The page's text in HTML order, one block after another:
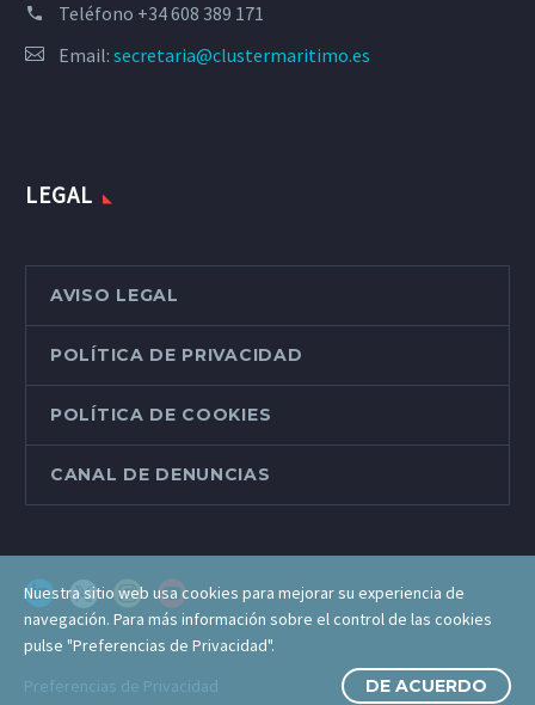
Teléfono +34 608 389 171
Email: secretaria@clustermaritimo.es
LEGAL
AVISO LEGAL
POLÍTICA DE PRIVACIDAD
POLÍTICA DE COOKIES
CANAL DE DENUNCIAS
Nuestra sitio web usa cookies para mejorar su experiencia de
navegación. Para más información sobre el control de las cookies
pulse "Preferencias de Privacidad".
Preferencias de Privacidad
DE ACUERDO